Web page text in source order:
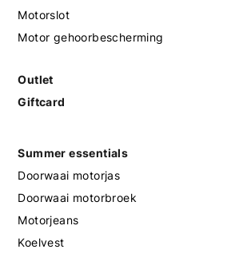
Motorslot
Motor gehoorbescherming
Outlet
Giftcard
Summer essentials
Doorwaai motorjas
Doorwaai motorbroek
Motorjeans
Koelvest